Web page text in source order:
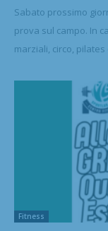
Sabato prossimo
prova sul campo. In
marziali, circo, pilates
Fitness